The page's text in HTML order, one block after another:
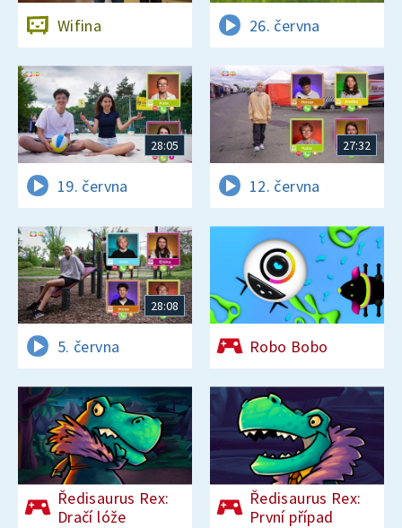
Wifina 26. června
28:05
19. června
27:32
12. června
28:08
5. června Robo Bobo
Ředisaurus Rex:
Dračí lóže
Ředisaurus Rex:
První případ